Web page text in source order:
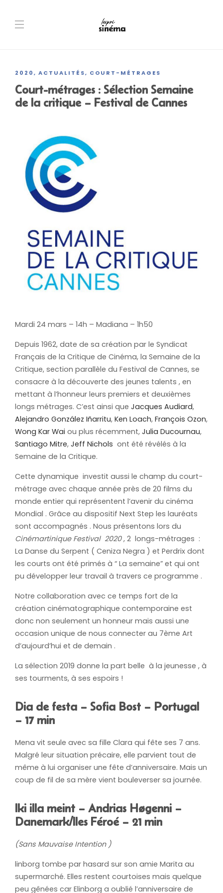
2020 , ACTUALITÉS , COURT-MÉTRAGES
Court-métrages : Sélection Semaine
de la critique – Festival de Cannes
Mardi 24 mars – 14h – Madiana – 1h50
Depuis 1962, date de sa création par le Syndicat
Français de la Critique de Cinéma, la Semaine de la
Critique, section parallèle du Festival de Cannes, se
consacre à la découverte des jeunes talents , en
mettant à l’honneur leurs premiers et deuxièmes
longs métrages. C’est ainsi que Jacques Audiard,
Alejandro González Iñarritu, Ken Loach, François Ozon,
Wong Kar Wai ou plus récemment, Julia Ducournau,
Santiago Mitre, Jeff Nichols ont été révélés à la
Semaine de la Critique.
Cette dynamique investit aussi le champ du court-
métrage avec chaque année près de 20 films du
monde entier qui représentent l’avenir du cinéma
Mondial . Grâce au dispositif Next Step les lauréats
sont accompagnés . Nous présentons lors du
Cinémartinique Festival 2020, 2 longs-métrages :
La Danse du Serpent ( Ceniza Negra ) et Perdrix dont
les courts ont été primés à “ La semaine” et qui ont
pu développer leur travail à travers ce programme .
Notre collaboration avec ce temps fort de la
création cinématographique contemporaine est
donc non seulement un honneur mais aussi une
occasion unique de nous connecter au 7ème Art
d’aujourd’hui et de demain .
La sélection 2019 donne la part belle à la jeunesse , à
ses tourments, à ses espoirs !
Dia de festa – Sofia Bost – Portugal
– 17 min
Mena vit seule avec sa fille Clara qui fête ses 7 ans.
Malgré leur situation précaire, elle parvient tout de
même à lui organiser une fête d’anniversaire. Mais un
coup de fil de sa mère vient bouleverser sa journée.
Iki illa meint – Andrias Høgenni –
Danemark/Iles Féroé – 21 min
(Sans Mauvaise Intention )
linborg tombe par hasard sur son amie Marita au
supermarché. Elles restent courtoises mais quelque
peu gênées car Elinborg a oublié l’anniversaire de